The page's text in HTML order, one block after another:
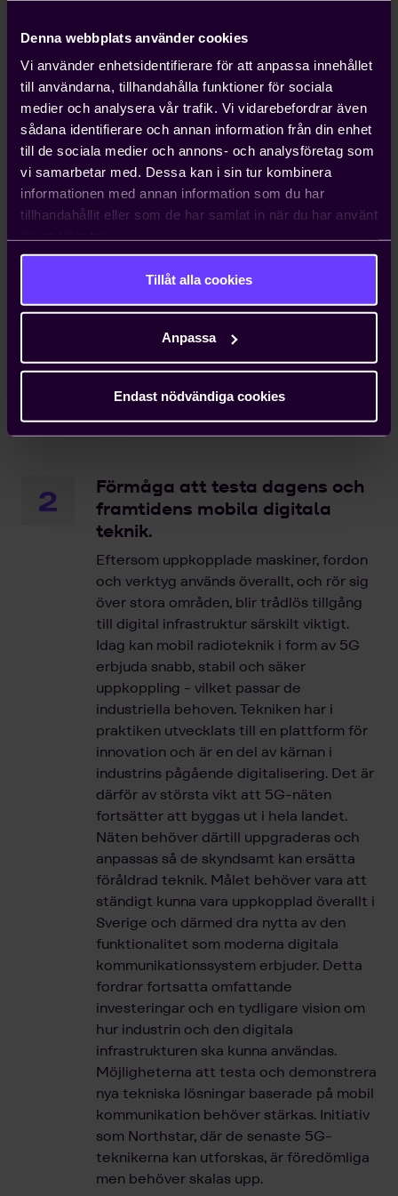
Denna webbplats använder cookies
Vi använder enhetsidentifierare för att anpassa innehållet
till användarna, tillhandahålla funktioner för sociala
medier och analysera vår trafik. Vi vidarebefordrar även
sådana identifierare och annan information från din enhet
till de sociala medier och annons- och analysföretag som
vi samarbetar med. Dessa kan i sin tur kombinera
informationen med annan information som du har
tillhandahållit eller som de har samlat in när du har använt
Tillåt alla cookies
Anpassa
Endast nödvändiga cookies
investerar årligen cirka 10 miljarder
kronor i såväl fasta nät som
mobilkommunikation. Detta har bidragit
till att Sverige kunnat bibehålla en stark
position gentemot andra länder.
Försprånget har emellertid successivt
minskat. Sveriges lyskraft inom digital
teknik har falnat och är inte längre
synonymt med begreppet testmarknad.
Idag präglas därtill
digitaliseringspolitiken av kortsiktighet,
underfinansiering och slumpmässighet.
Sverige vilar i stor utsträckning på gamla
Sveriges fortsatta konkurrenskraft är det
av största vikt att mobilnät med
moderna digitala tjänster fortsätter att
Förmåga att testa dagens och
framtidens mobila digitala
teknik.
Eftersom uppkopplade maskiner, fordon
och verktyg används överallt, och rör sig
över stora områden, blir trådlös tillgång
till digital infrastruktur särskilt viktigt.
Idag kan mobil radioteknik i form av 5G
erbjuda snabb, stabil och säker
uppkoppling - vilket passar de
industriella behoven. Tekniken har i
praktiken utvecklats till en plattform för
innovation och är en del av kärnan i
industrins pågående digitalisering. Det är
därför av största vikt att 5G-näten
fortsätter att byggas ut i hela landet.
Näten behöver därtill uppgraderas och
anpassas så de skyndsamt kan ersätta
föråldrad teknik. Målet behöver vara att
ständigt kunna vara uppkopplad överallt i
Sverige och därmed dra nytta av den
funktionalitet som moderna digitala
kommunikationssystem erbjuder. Detta
fordrar fortsatta omfattande
investeringar och en tydligare vision om
hur industrin och den digitala
infrastrukturen ska kunna användas.
Möjligheterna att testa och demonstrera
nya tekniska lösningar baserade på mobil
kommunikation behöver stärkas. Initiativ
som Northstar, där de senaste 5G-
teknikerna kan utforskas, är föredömliga
men behöver skalas upp.